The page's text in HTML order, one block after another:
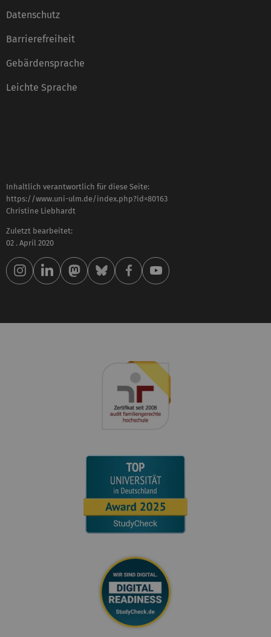
Datenschutz
Barrierefreiheit
Gebärdensprache
Leichte Sprache
Inhaltlich verantwortlich für diese Seite:
https://www.uni-ulm.de/index.php?id=80163
Christine Liebhardt
Zuletzt bearbeitet:
02 . April 2020